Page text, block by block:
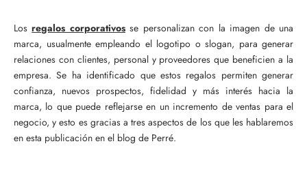
Losregalos corporativosse personalizan con la imagen de una
marca, usualmente empleando el logotipo o slogan, para generar
relaciones con clientes, personal y proveedores que beneficien a la
empresa. Se ha identificado que estos regalos permiten generar
confianza, nuevos prospectos, fidelidad y más interés hacia la
marca, lo que puede reflejarse en un incremento de ventas para el
negocio, y esto es gracias a tres aspectos de los que les hablaremos
en esta publicación en el blog de Perré.